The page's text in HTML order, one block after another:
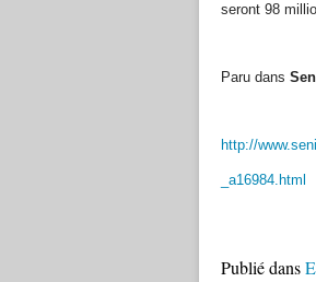
seront 98
Paru dans
http://
_a16984.html
Publié dans